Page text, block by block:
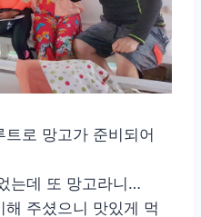
로 망고가 준비되어
는데 또 망고라니…
주셨으니 맛있게 먹